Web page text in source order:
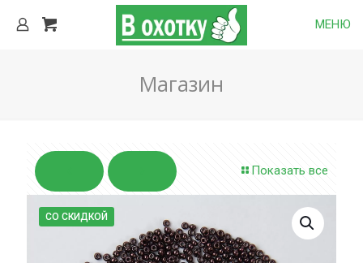
МЕНЮ
Магазин
Показать все
СО СКИДКОЙ